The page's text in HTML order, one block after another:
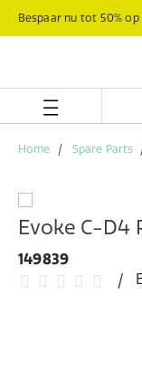
Bespaar nu tot 50%
Home Spare Parts
Evoke C-D4
149839